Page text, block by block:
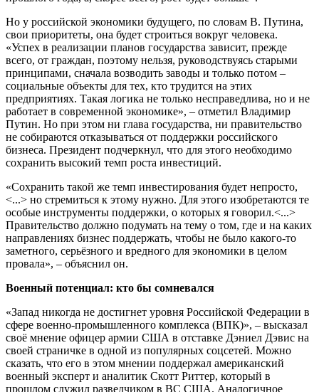
Но у российской экономики будущего, по словам В. Путина,
свои приоритеты, она будет строиться вокруг человека.
«Успех в реализации планов государства зависит, прежде
всего, от граждан, поэтому нельзя, руководствуясь старыми
принципами, сначала возводить заводы и только потом –
социальные объекты для тех, кто трудится на этих
предприятиях. Такая логика не только несправедлива, но и не
работает в современной экономике», – отметил Владимир
Путин. Но при этом ни глава государства, ни правительство
не собираются отказываться от поддержки российского
бизнеса. Президент подчеркнул, что для этого необходимо
сохранить высокий темп роста инвестиций.
«Сохранить такой же темп инвестирования будет непросто,
<...> но стремиться к этому нужно. Для этого изобретаются те
особые инструменты поддержки, о которых я говорил.<...>
Правительство должно подумать на тему о том, где и на каких
направлениях бизнес поддержать, чтобы не было какого-то
заметного, серьёзного и вредного для экономики в целом
провала», – объяснил он.
Военный потенциал: кто бы сомневался
«Запад никогда не достигнет уровня Российской Федерации в
сфере военно-промышленного комплекса (ВПК)», – высказал
своё мнение офицер армии США в отставке Дэниел Дэвис на
своей страничке в одной из популярных соцсетей. Можно
сказать, что его в этом мнении поддержал американский
военный эксперт и аналитик Скотт Риттер, который в
прошлом служил разведчиком в ВС США. Аналогичное